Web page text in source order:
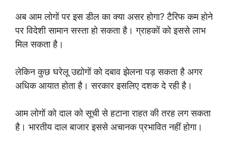
अब आम लोगों पर इस डील का क्या असर होगा? टैरिफ कम होने
पर विदेशी सामान सस्ता हो सकता है। ग्राहकों को इससे लाभ
मिल सकता है।
लेकिन कुछ घरेलू उद्योगों को दबाव झेलना पड़ सकता है अगर
अधिक आयात होता है। सरकार इसलिए दशक दे रही है।
आम लोगों को दाल को सूची से हटाना राहत की तरह लग सकता
है। भारतीय दाल बाजार इससे अचानक प्रभावित नहीं होगा।